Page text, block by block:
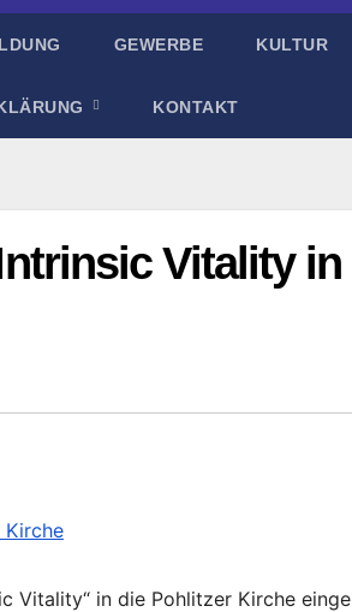
GEWERBE KULTUR
KONTAKT
Vitality in
Vitality“ in die Pohlitzer Kirche